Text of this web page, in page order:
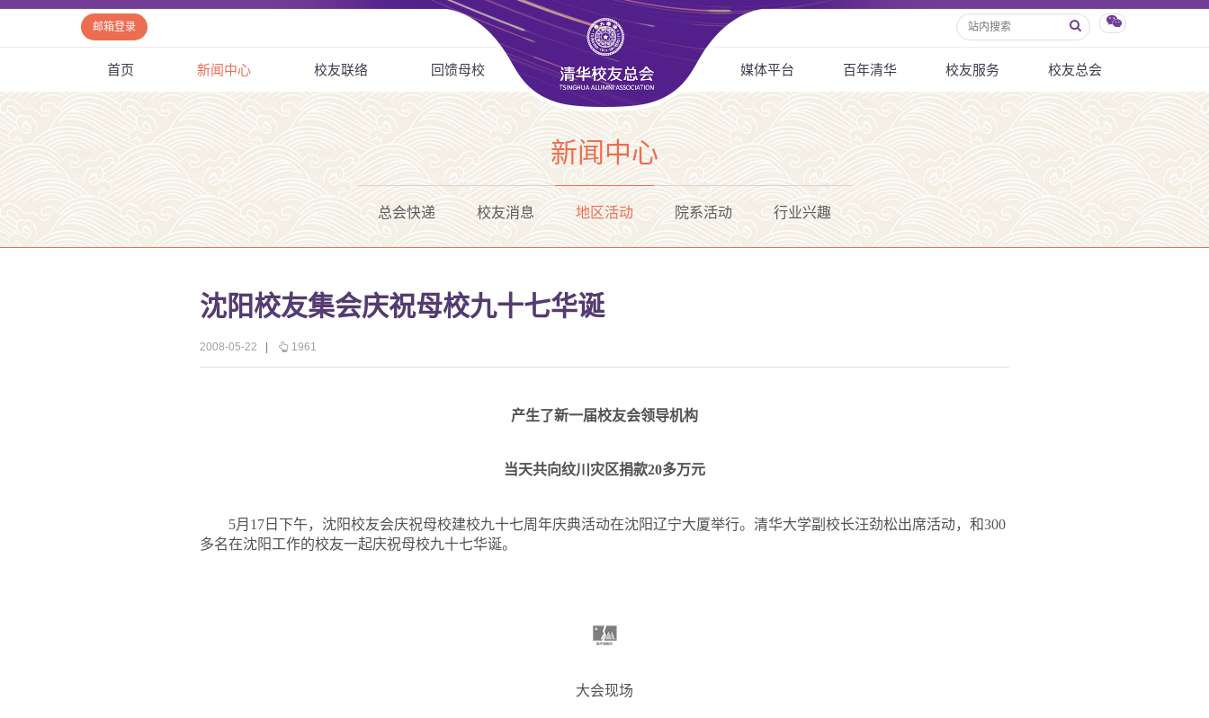
邮箱登录
首页 新闻中心 校友联络 回馈母校 媒体平台 百年清华 校友服务 校友总会
新闻中心
总会快递 校友消息 地区活动 院系活动 行业兴趣
沈阳校友集会庆祝母校九十七华诞
2008-05-22 1961
产生了新一届校友会领导机构
当天共向纹川灾区捐款20多万元
5月 17 日 下午，沈阳校友会庆祝母校建校九十七周年庆典活动在沈阳辽宁大厦举行。清华大学副校长汪劲松出席活动，和300
多名在沈阳工作的校友一起庆祝母校九十七华诞。
大会现场